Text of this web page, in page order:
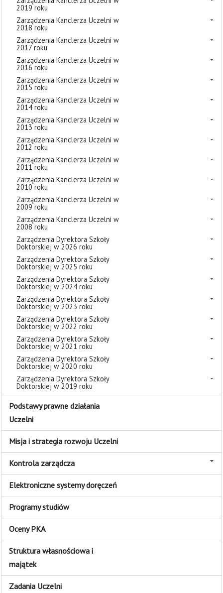
2019 roku
Zarządzenia Kanclerza Uczelni w
2018 roku
Zarządzenia Kanclerza Uczelni w
2017 roku
Zarządzenia Kanclerza Uczelni w
2016 roku
Zarządzenia Kanclerza Uczelni w
2015 roku
Zarządzenia Kanclerza Uczelni w
2014 roku
Zarządzenia Kanclerza Uczelni w
2013 roku
Zarządzenia Kanclerza Uczelni w
2012 roku
Zarządzenia Kanclerza Uczelni w
2011 roku
Zarządzenia Kanclerza Uczelni w
2010 roku
Zarządzenia Kanclerza Uczelni w
2009 roku
Zarządzenia Kanclerza Uczelni w
2008 roku
Zarządzenia Dyrektora Szkoły
Doktorskiej w 2026 roku
Zarządzenia Dyrektora Szkoły
Doktorskiej w 2025 roku
Zarządzenia Dyrektora Szkoły
Doktorskiej w 2024 roku
Zarządzenia Dyrektora Szkoły
Doktorskiej w 2023 roku
Zarządzenia Dyrektora Szkoły
Doktorskiej w 2022 roku
Zarządzenia Dyrektora Szkoły
Doktorskiej w 2021 roku
Zarządzenia Dyrektora Szkoły
Doktorskiej w 2020 roku
Zarządzenia Dyrektora Szkoły
Doktorskiej w 2019 roku
Podstawy prawne działania
Uczelni
Misja i strategia rozwoju Uczelni
Kontrola zarządcza
Elektroniczne systemy doręczeń
Programy studiów
Oceny PKA
Struktura własnościowa i
majątek
Zadania Uczelni